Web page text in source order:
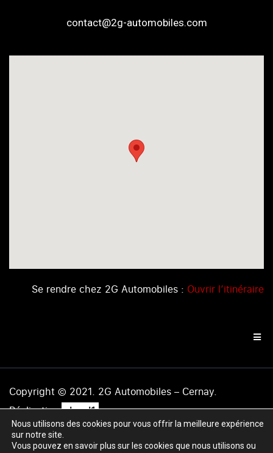
contact@2g-automobiles.com
Se rendre chez 2G Automobiles : Ouvrir l’itinéraire
Copyright © 2021. 2G Automobiles – Cernay.
Réalisation .level1
Mentions légales|Politique de confidentialité|Plan du
site
Nous utilisons des cookies pour vous offrir la meilleure expérience
sur notre site.
Vous pouvez en savoir plus sur les cookies que nous utilisons ou